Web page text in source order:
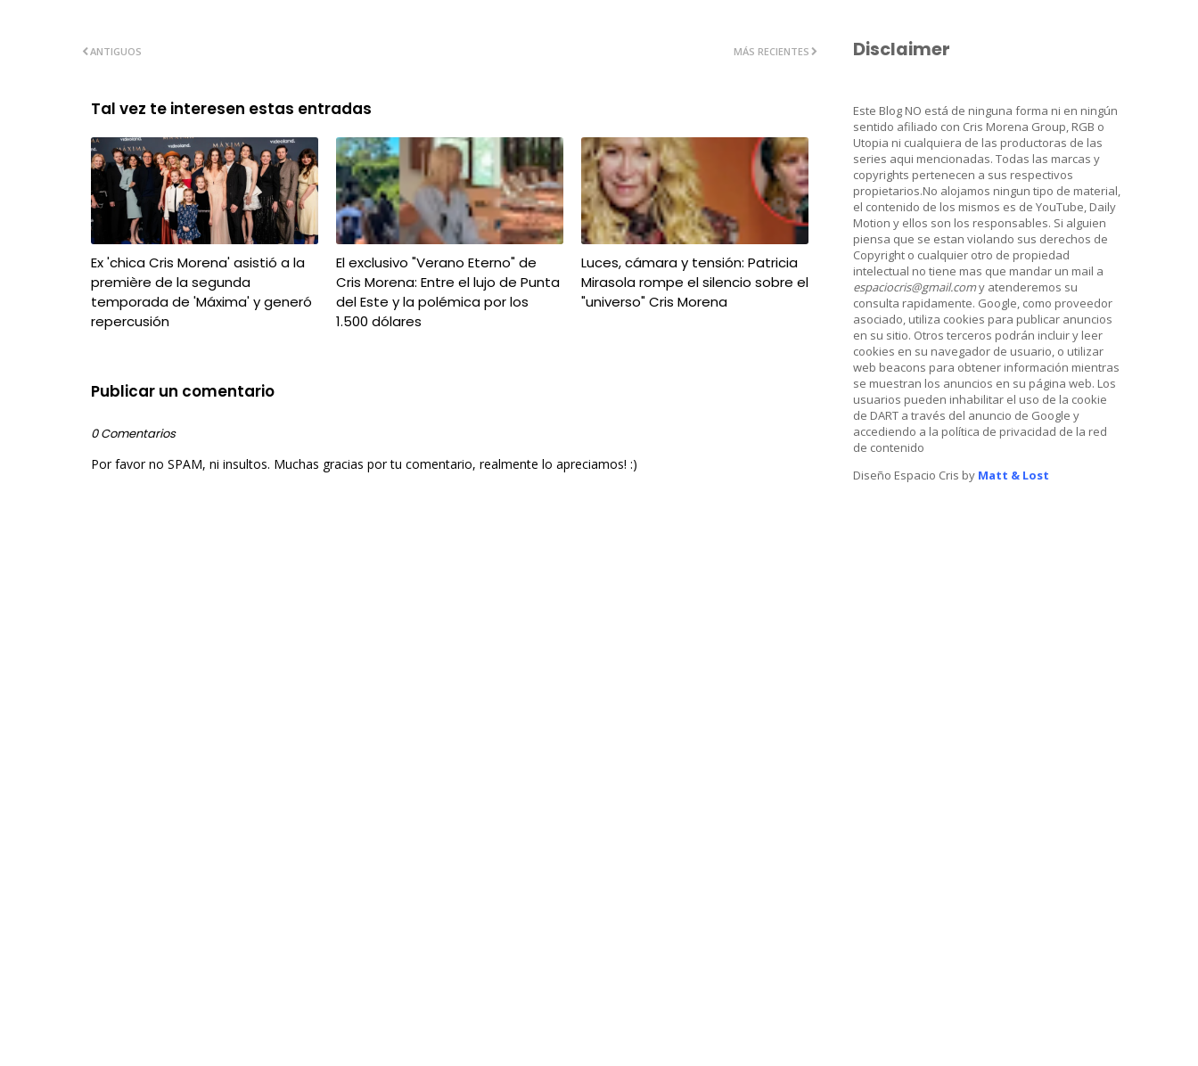
MÁS RECIENTES
ANTIGUOS
Tal vez te interesen estas entradas
Ex 'chica Cris Morena' asistió a la
première de la segunda
temporada de 'Máxima' y generó
repercusión
El exclusivo "Verano Eterno" de
Cris Morena: Entre el lujo de Punta
del Este y la polémica por los
1.500 dólares
Luces, cámara y tensión: Patricia
Mirasola rompe el silencio sobre el
"universo" Cris Morena
Publicar un comentario
0 Comentarios
Por favor no SPAM, ni insultos. Muchas gracias por tu comentario, realmente lo apreciamos! :)
Disclaimer
Este Blog NO está de ninguna forma ni en ningún
sentido afiliado con Cris Morena Group, RGB o
Utopia ni cualquiera de las productoras de las
series aqui mencionadas. Todas las marcas y
copyrights pertenecen a sus respectivos
propietarios.No alojamos ningun tipo de material,
el contenido de los mismos es de YouTube, Daily
Motion y ellos son los responsables. Si alguien
piensa que se estan violando sus derechos de
Copyright o cualquier otro de propiedad
intelectual no tiene mas que mandar un mail a
espaciocris@gmail.comy atenderemos su
consulta rapidamente. Google, como proveedor
asociado, utiliza cookies para publicar anuncios
en su sitio. Otros terceros podrán incluir y leer
cookies en su navegador de usuario, o utilizar
web beacons para obtener información mientras
se muestran los anuncios en su página web. Los
usuarios pueden inhabilitar el uso de la cookie
de DART a través del anuncio de Google y
accediendo a la política de privacidad de la red
de contenido
Diseño Espacio Cris by Matt & Lost